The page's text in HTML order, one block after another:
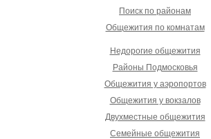
Поиск по районам
Общежития по комнатам
Недорогие общежития
Районы Подмосковья
Общежития у аэропортов
Общежития у вокзалов
Двухместные общежития
Семейные общежития